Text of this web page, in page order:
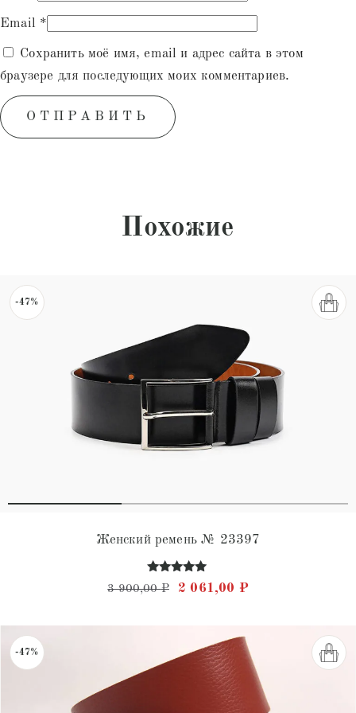
Email *
Сохранить моё имя, email и адрес сайта в этом
браузере для последующих моих комментариев.
Похожие
-47%
Женский ремень № 23397
Оценка
4.88
3 900,00₽ Первоначальная цена
2 061,00 ₽Текущая цена:
-47%